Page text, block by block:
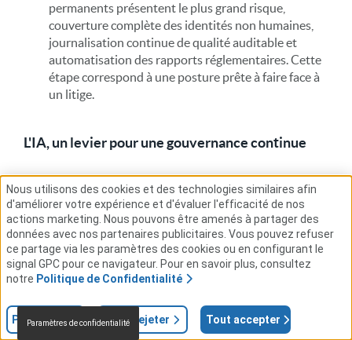
permanents présentent le plus grand risque,
couverture complète des identités non humaines,
journalisation continue de qualité auditable et
automatisation des rapports réglementaires. Cette
étape correspond à une posture prête à faire face à
un litige.
L'IA, un levier pour une gouvernance continue
Le volume des événements d'accès, des modifications
des droits d'accès et des interactions liées à l'identité
dans une entreprise moderne rend la gouvernance
manuelle continue impossible sur le plan opérationnel.
L'analyse basée sur l'IA n'est pas une amélioration
facultative d'un programme de gouvernance des accès
(ADG). Il s'agit d'une exigence architecturale.
Utilisées à bon escient, les capacités d'IA intégrées à une
plateforme IGA peuvent remplir plusieurs fonctions qui
Nous utilisons des cookies et des technologies similaires afin
d'améliorer votre expérience et d'évaluer l'efficacité de nos
actions marketing. Nous pouvons être amenés à partager des
données avec nos partenaires publicitaires. Vous pouvez refuser
ce partage via les paramètres des cookies ou en configurant le
signal GPC pour ce navigateur. Pour en savoir plus, consultez
notre Politique de Confidentialité
Tout accepter
Tout rejeter
Paramètres
Paramètres de confidentialité